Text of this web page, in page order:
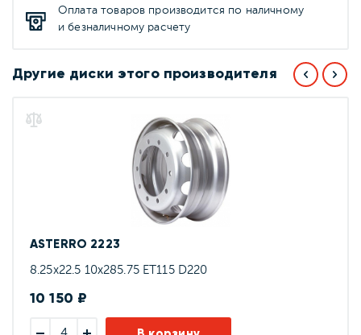
Оплата товаров производится по наличному
и безналичному расчету
Другие диски этого производителя
ASTERRO 2223
8.25x22.5 10x285.75 ET115 D220
10 150 ₽